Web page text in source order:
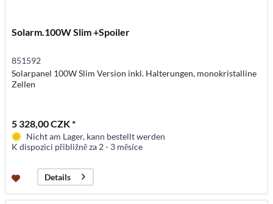
Solarm.100W Slim +Spoiler
851592
Solarpanel 100W Slim Version inkl. Halterungen, monokristalline
Zellen
5 328,00 CZK *
Nicht am Lager, kann bestellt werden
K dispozici přibližně za 2 - 3 měsíce
Details